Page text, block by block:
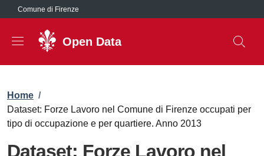
Salta al contenuto principale
Comune di Firenze
Open Data
Briciole di pane
Home /
Dataset: Forze Lavoro nel Comune di Firenze occupati per
tipo di occupazione e per quartiere. Anno 2013
Dataset: Forze Lavoro nel